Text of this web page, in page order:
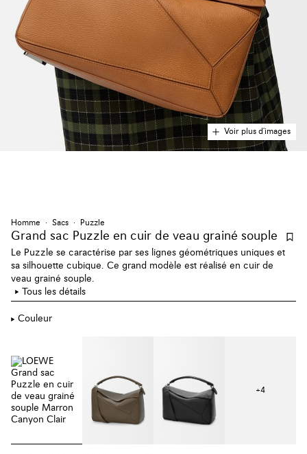
Voir plus d'images
Homme Sacs Puzzle
Grand sac Puzzle en cuir de veau grainé souple
Le Puzzle se caractérise par ses lignes géométriques uniques et
sa silhouette cubique. Ce grand modèle est réalisé en cuir de
veau grainé souple.
Tous les détails
Couleur
+4